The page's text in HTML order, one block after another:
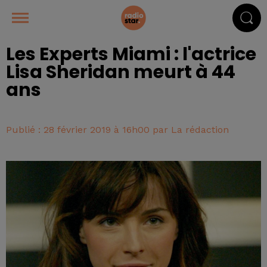
Les Experts Miami : l'actrice
Lisa Sheridan meurt à 44
ans
Publié : 28 février 2019 à 16h00 par La rédaction